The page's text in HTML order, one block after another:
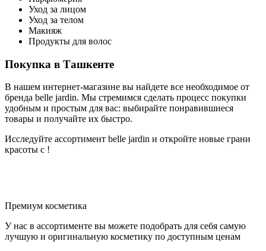
Уход за лицом
Уход за телом
Макияж
Продукты для волос
Покупка в Ташкенте
В нашем интернет-магазине вы найдете все необходимое от
бренда belle jardin. Мы стремимся сделать процесс покупки
удобным и простым для вас: выбирайте понравившиеся
товары и получайте их быстро.
Исследуйте ассортимент belle jardin и откройте новые грани
красоты с !
Премиум косметика
У нас в ассортименте вы можете подобрать для себя самую
лучшую и оригинальную косметику по доступным ценам